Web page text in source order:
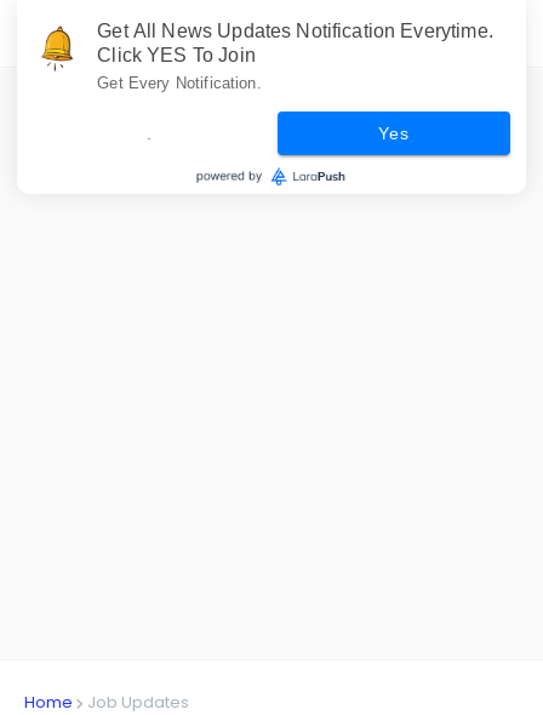
Home Job Updates
Get All News Updates Notification Everytime.
Click YES To Join
Get Every Notification.
Yes